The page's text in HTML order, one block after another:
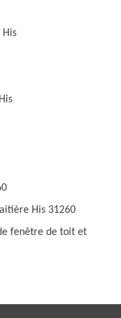
His
His 31260
fenêtre de toit et